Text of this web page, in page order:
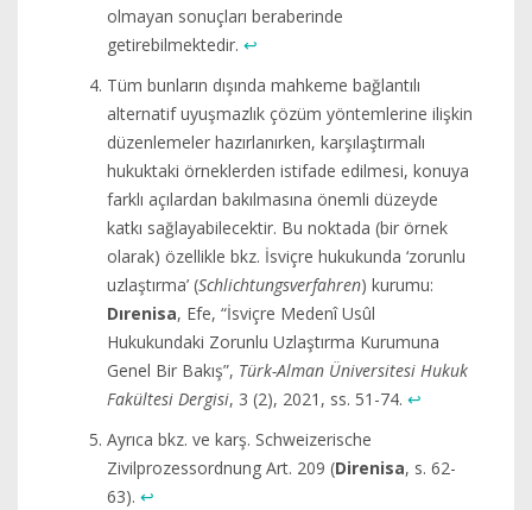
olmayan sonuçları beraberinde
getirebilmektedir. ↩︎
Tüm bunların dışında mahkeme bağlantılı
alternatif uyuşmazlık çözüm yöntemlerine ilişkin
düzenlemeler hazırlanırken, karşılaştırmalı
hukuktaki örneklerden istifade edilmesi, konuya
farklı açılardan bakılmasına önemli düzeyde
katkı sağlayabilecektir. Bu noktada (bir örnek
olarak) özellikle bkz. İsviçre hukukunda ‘zorunlu
uzlaştırma’ (Schlichtungsverfahren) kurumu:
Dırenisa, Efe, “İsviçre Medenî Usûl
Hukukundaki Zorunlu Uzlaştırma Kurumuna
Genel Bir Bakış”, Türk-Alman Üniversitesi Hukuk
Fakültesi Dergisi, 3 (2), 2021, ss. 51-74. ↩︎
Ayrıca bkz. ve karş. Schweizerische
Zivilprozessordnung Art. 209 (Direnisa, s. 62-
63). ↩︎